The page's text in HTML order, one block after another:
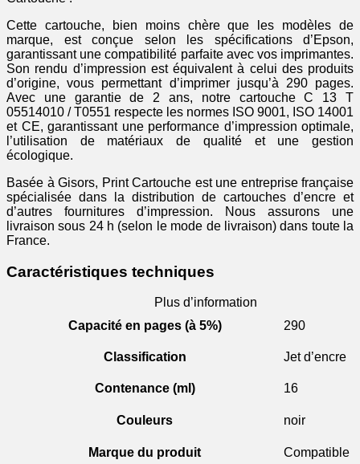
Cette cartouche, bien moins chère que les modèles de
marque, est conçue selon les spécifications d’Epson,
garantissant une compatibilité parfaite avec vos imprimantes.
Son rendu d’impression est équivalent à celui des produits
d’origine, vous permettant d’imprimer jusqu’à 290 pages.
Avec une garantie de 2 ans, notre cartouche C 13 T
05514010 / T0551 respecte les normes ISO 9001, ISO 14001
et CE, garantissant une performance d’impression optimale,
l’utilisation de matériaux de qualité et une gestion
écologique.
Basée à Gisors, Print Cartouche est une entreprise française
spécialisée dans la distribution de cartouches d’encre et
d’autres fournitures d’impression. Nous assurons une
livraison sous 24 h (selon le mode de livraison) dans toute la
France.
Caractéristiques techniques
Plus d’information
Capacité en pages (à 5%)
290
Classification Jet d’encre
Contenance (ml) 16
Couleurs noir
Marque du produit Compatible